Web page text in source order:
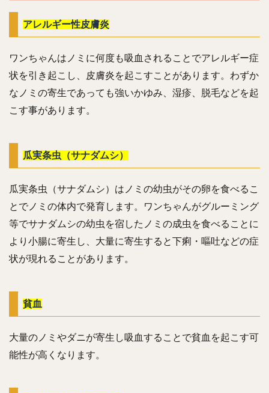
アレルギー性皮膚炎
ワンちゃんはノミに何度も吸血されることでアレルギー症
状を引き起こし、皮膚炎を起こすことがあります。わずか
なノミの寄生であっても強いかゆみ、湿疹、脱毛などを起
こす事があります。
瓜実条虫（サナダムシ）
瓜実条虫（サナダムシ）はノミの幼虫がその卵を食べるこ
とでノミの体内で発育します。ワンちゃんがグルーミング
等でサナダムシの幼虫を宿したノミの成虫を食べることに
より小腸に寄生し、大量に寄生すると下痢・嘔吐などの症
状が現れることがあります。
貧血
大量のノミやダニが寄生し吸血することで貧血を起こす可
能性が高くなります。